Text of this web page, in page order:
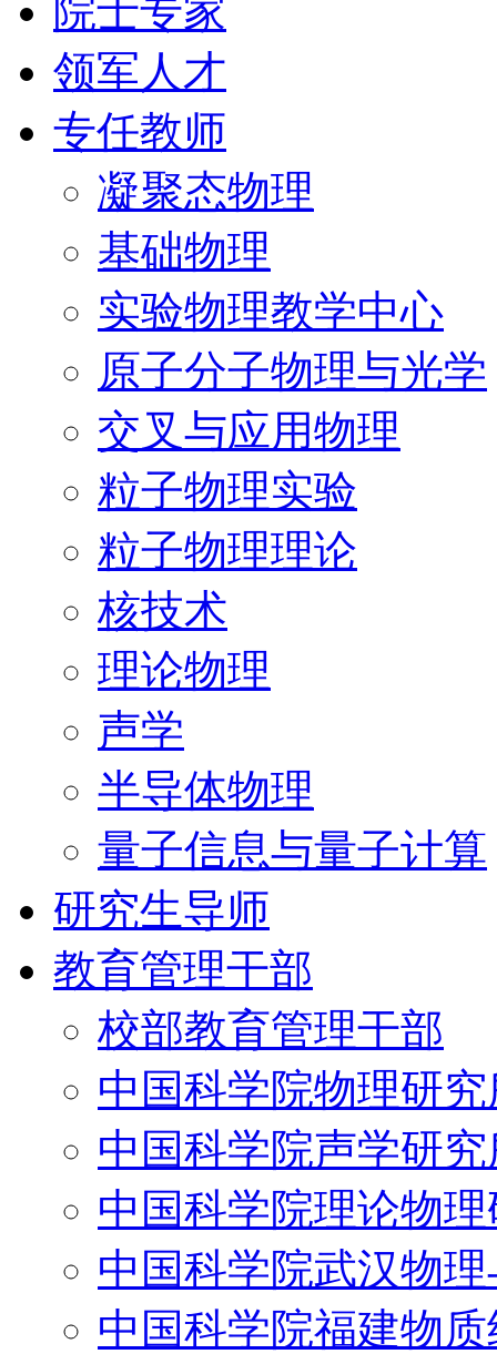
院士专家
领军人才
专任教师
凝聚态物理
基础物理
实验物理教学中心
原子分子物理与光学
交叉与应用物理
粒子物理实验
粒子物理理论
核技术
理论物理
声学
半导体物理
量子信息与量子计算
研究生导师
教育管理干部
校部教育管理干部
中国科学院物理研
中国科学院声学研
中国科学院理论物
中国科学院武汉物
中国科学院福建物